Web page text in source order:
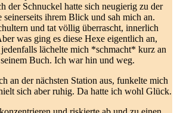
Schnuckel hatte sich neugierig zu der
ihrem Blick und sah mich an.
und tat völlig überrascht, innerlich
was ging es diese Hexe eigentlich an,
lächelte mich *schmacht* kurz an
Buch. Ich war hin und weg.
an der nächsten Station aus, funkelte mich
sich aber ruhig. Da hatte ich wohl Glück.